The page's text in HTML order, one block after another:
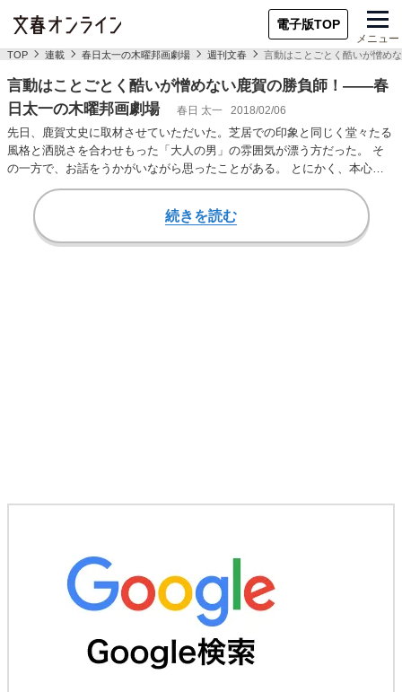
電子版TOP
メニュー
TOP 連載 春日太一の木曜邦画劇場 週刊文春 言動はことごとく酷いが憎め
言動はことごとく酷いが憎めない鹿賀の勝負師！――春
日太一の木曜邦画劇場
春日 太一 2018/02/06
先日、鹿賀丈史に取材させていただいた。芝居での印象と同じく堂々たる
風格と洒脱さを合わせもった「大人の男」の雰囲気が漂う方だった。 そ
の一方で、お話をうかがいながら思ったことがある。 とにかく、本心の
底が読めないのだ…
続きを読む